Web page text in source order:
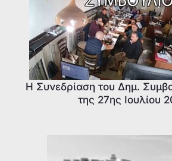
Η Συνεδρίαση του Δημ.
της 27ης Ιουλίου